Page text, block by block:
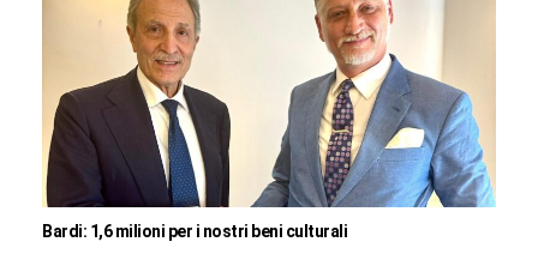
Bardi: 1,6 milioni per i nostri beni culturali